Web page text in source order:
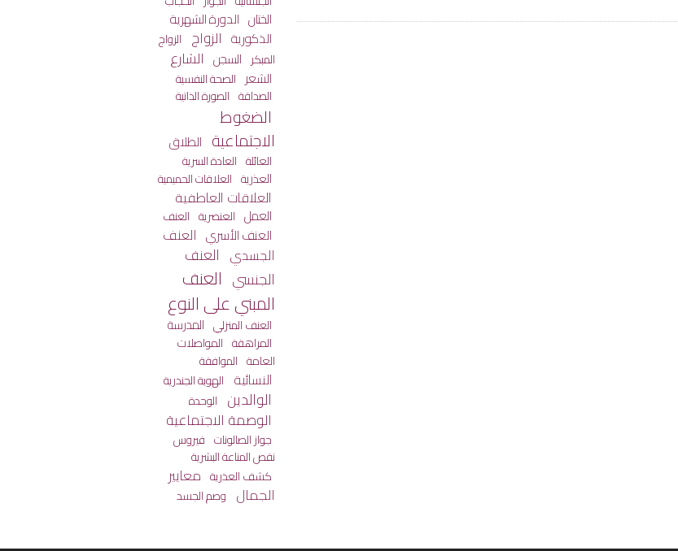
الختان الدورة الشهرية
الذكورية الزواج الزواج
المبكر السجن الشارع
الشعر الصحة النفسية
الصداقة الصورة الذاتية
الضغوط
الاجتماعية الطلاق
العائلة العادة السرية
العذرية العلاقات الحميمية
العلاقات العاطفية
العمل العنصرية العنف
العنف الأسري العنف
الجسدي العنف
الجنسي العنف
المبني على النوع
العنف المنزلي المدرسة
المراهقة المواصلات
العامة الموافقة
النسائية الهوية الجندرية
الوالدين الوحدة
الوصمة الاجتماعية
جواز الصالونات فيروس
نقص المناعة البشرية
كشف العذرية معايير
الجمال وصم الجسد